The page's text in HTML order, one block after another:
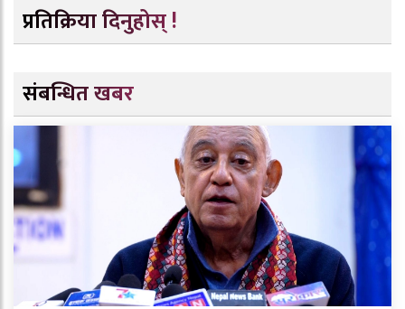
प्रतिक्रिया दिनुहोस् !
संबन्धित खबर